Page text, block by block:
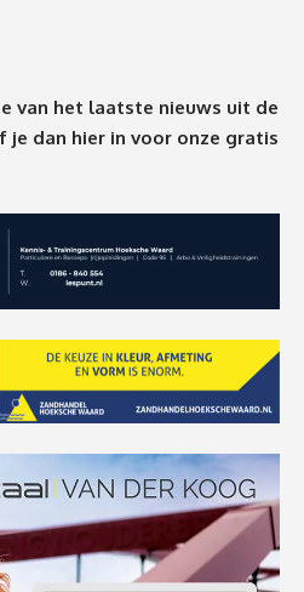
van het laatste nieuws uit de
je dan hier in voor onze gratis